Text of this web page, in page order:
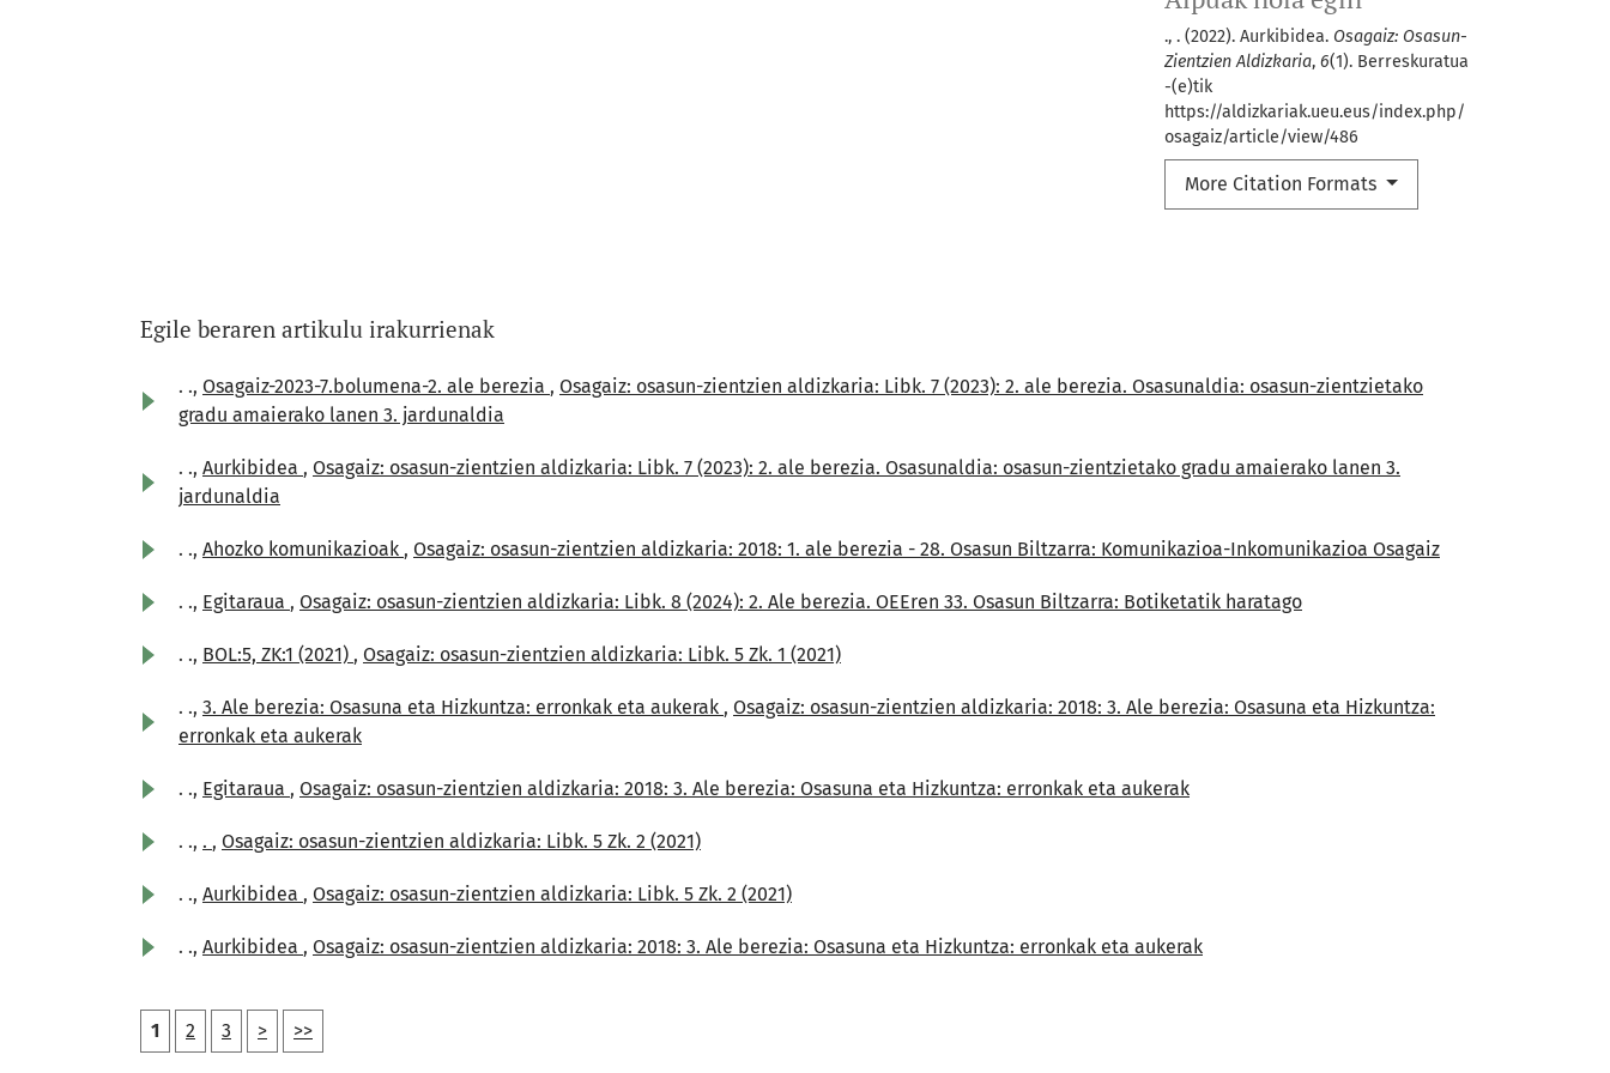
., . (2022). Aurkibidea. Osagaiz: Osasun-
Zientzien Aldizkaria, 6(1). Berreskuratua
-(e)tik
https://aldizkariak.ueu.eus/index.php/
osagaiz/article/view/486
More Citation Formats
Egile beraren artikulu irakurrienak
. ., Osagaiz-2023-7.bolumena-2. ale berezia , Osagaiz: osasun-zientzien aldizkaria: Libk. 7 (2023): 2. ale berezia. Osasunaldia: osasun-zientzietako
gradu amaierako lanen 3. jardunaldia
. ., Aurkibidea , Osagaiz: osasun-zientzien aldizkaria: Libk. 7 (2023): 2. ale berezia. Osasunaldia: osasun-zientzietako gradu amaierako lanen 3.
jardunaldia
. ., Ahozko komunikazioak , Osagaiz: osasun-zientzien aldizkaria: 2018: 1. ale berezia - 28. Osasun Biltzarra: Komunikazioa-Inkomunikazioa Osagaiz
. ., Egitaraua , Osagaiz: osasun-zientzien aldizkaria: Libk. 8 (2024): 2. Ale berezia. OEEren 33. Osasun Biltzarra: Botiketatik haratago
. ., BOL:5, ZK:1 (2021) , Osagaiz: osasun-zientzien aldizkaria: Libk. 5 Zk. 1 (2021)
. ., 3. Ale berezia: Osasuna eta Hizkuntza: erronkak eta aukerak , Osagaiz: osasun-zientzien aldizkaria: 2018: 3. Ale berezia: Osasuna eta Hizkuntza:
erronkak eta aukerak
. ., Egitaraua , Osagaiz: osasun-zientzien aldizkaria: 2018: 3. Ale berezia: Osasuna eta Hizkuntza: erronkak eta aukerak
. ., . , Osagaiz: osasun-zientzien aldizkaria: Libk. 5 Zk. 2 (2021)
. ., Aurkibidea , Osagaiz: osasun-zientzien aldizkaria: Libk. 5 Zk. 2 (2021)
. ., Aurkibidea , Osagaiz: osasun-zientzien aldizkaria: 2018: 3. Ale berezia: Osasuna eta Hizkuntza: erronkak eta aukerak
1 2 3 > >>